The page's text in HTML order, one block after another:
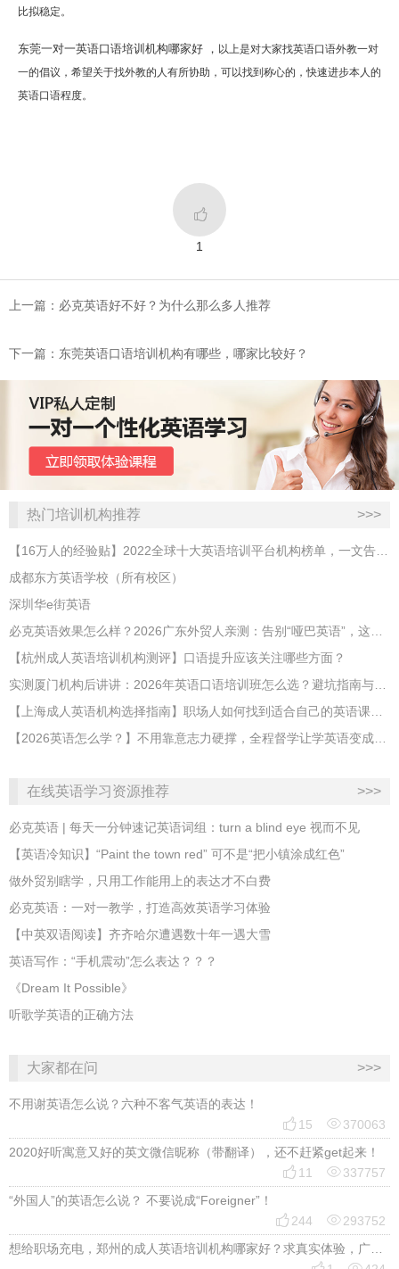
比拟稳定。
东莞一对一英语口语培训机构哪家好 ， 以上是对大家找英语口语外教一对
一的倡议，希望关于找外教的人有所协助，可以找到称心的，快速进步本人的
英语口语程度。

1
上一篇：必克英语好不好？为什么那么多人推荐
下一篇：东莞英语口语培训机构有哪些，哪家比较好？
热门培训机构推荐 >>>
【16万人的经验贴】2022全球十大英语培训平台机构榜单，一文告诉你
成都东方英语学校（所有校区）
深圳华e街英语
必克英语效果怎么样？2026广东外贸人亲测：告别“哑巴英语”，这才是成年人最高效的自救指南！
【杭州成人英语培训机构测评】口语提升应该关注哪些方面？
实测厦门机构后讲讲：2026年英语口语培训班怎么选？避坑指南与高效学习新范式
【上海成人英语机构选择指南】职场人如何找到适合自己的英语课程？
【2026英语怎么学？】不用靠意志力硬撑，全程督学让学英语变成日常习惯
在线英语学习资源推荐 >>>
必克英语 | 每天一分钟速记英语词组：turn a blind eye 视而不见
​【英语冷知识】“Paint the town red” 可不是“把小镇涂成红色”
做外贸别瞎学，只用工作能用上的表达才不白费
必克英语：一对一教学，打造高效英语学习体验
【中英双语阅读】齐齐哈尔遭遇数十年一遇大雪
英语写作：“手机震动”怎么表达？？？
《Dream It Possible》
听歌学英语的正确方法
大家都在问 >>>
不用谢英语怎么说？六种不客气英语的表达！
 15 370063
2020好听寓意又好的英文微信昵称（带翻译），还不赶紧get起来！
 11 337757
“外国人”的英语怎么说？ 不要说成“Foreigner”！
 244 293752
想给职场充电，郑州的成人英语培训机构哪家好？求真实体验，广告勿扰，感谢！